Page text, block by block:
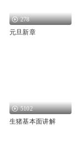
278
元旦新章
5102
生猪基本面讲解